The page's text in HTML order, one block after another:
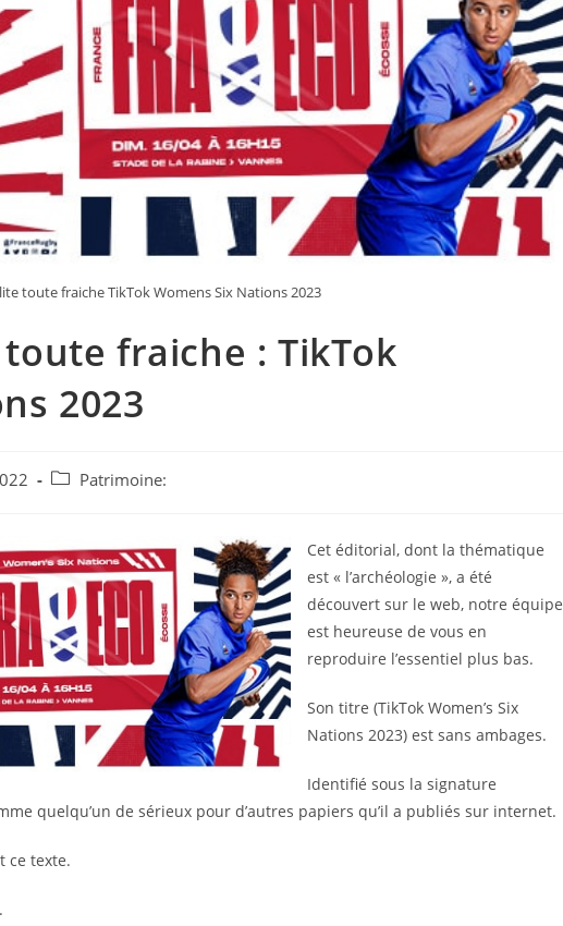
toute fraiche TikTok Womens Six Nations 2023
fraiche : TikTok
2023
Post Patrimoine:
Cet éditorial, dont la thématique
est « l’archéologie », a été
découvert sur le web, notre équipe
est heureuse de vous en
reproduire l’essentiel plus bas.
Son titre (TikTok Women’s Six
Nations 2023) est sans ambages.
Identifié sous la signature
quelqu’un de sérieux pour d’autres papiers qu’il a publiés sur internet.
ce texte.